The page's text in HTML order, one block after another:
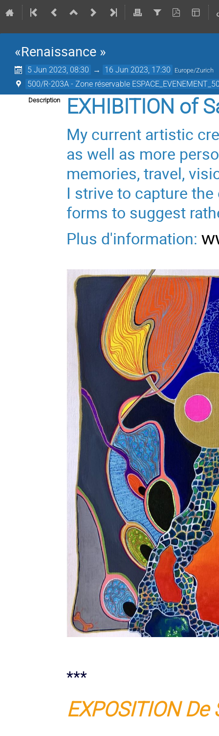
«Renaissance »
5 Jun 2023, 08:30 → 16 Jun 2023, 17:30 Europe/Zurich
500/R-203A - Zone réservable
Description EXHIBITION of
My current artistic
as well as more
memories, travel,
I strive to capture
forms to suggest
Plus d'information:
***
EXPOSITION De